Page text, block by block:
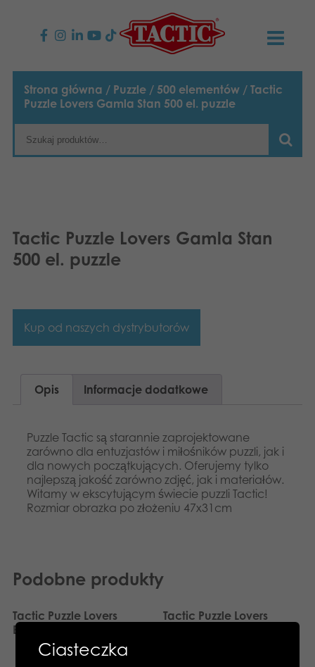
PRODUKTY
Gry dla dzieci
Gry rodzinne
Puzzle
Aplikacje
TACTIC
Nasza historia
Strony internetowe
English
Français
Svenska
Deutsch
Strona główna / Puzzle / 500 elementów / Tactic
Puzzle Lovers Gamla Stan 500 el. puzzle
Tactic Puzzle Lovers Gamla Stan
500 el. puzzle
Kup od naszych dystrybutorów
Opis Informacje dodatkowe
Puzzle Tactic są starannie zaprojektowane
zarówno dla entuzjastów i miłośników puzzli, jak i
dla nowych początkujących. Oferujemy tylko
najlepszą jakość zarówno zdjęć, jak i materiałów.
Witamy w ekscytującym świecie puzzli Tactic!
Rozmiar obrazka po złożeniu 47x31cm
Podobne produkty
Tactic Puzzle Lovers
Burano 500 el. puzzle
Tactic Puzzle Lovers
Ciasteczka